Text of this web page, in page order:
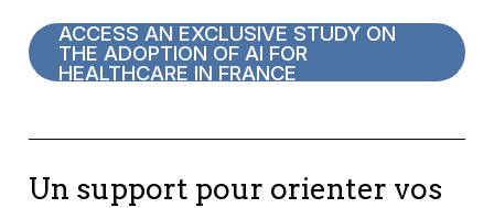
ACCESS AN EXCLUSIVE STUDY ON
THE ADOPTION OF AI FOR
HEALTHCARE IN FRANCE
Un support pour orienter vos